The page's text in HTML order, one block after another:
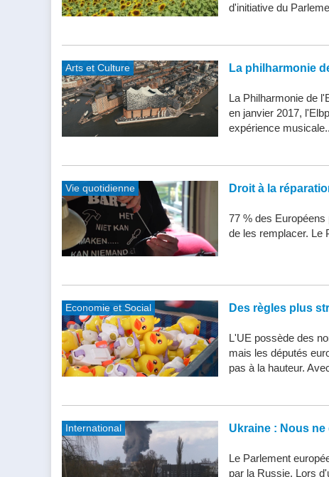
d'initiative du
Arts et Culture La philharmonie
La Philharmonie de
en janvier 2017,
expérience
Vie quotidienne Droit à la
77 % des
de les remplacer. Le
Economie et Social Des règles plus
L'UE possède des
mais les députés
pas à la hauteur.
International Ukraine : Nous
Le Parlement
par la Russie. Lors